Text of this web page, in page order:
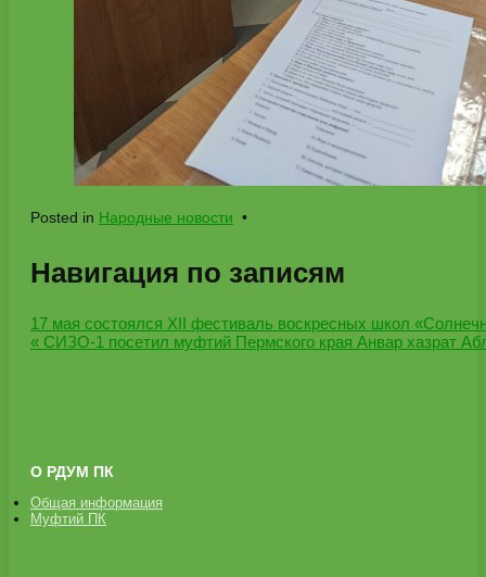
Posted in Народные новости •
Навигация по записям
17 мая состоялся XII фестиваль воскресных школ
« СИЗО-1 посетил муфтий Пермского края Анвар хазрат
О РДУМ ПК
Общая информация
Муфтий ПК